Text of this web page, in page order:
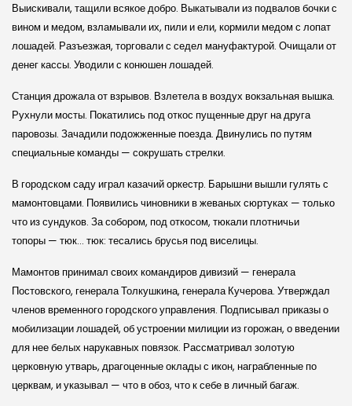
Выискивали, тащили всякое добро. Выкатывали из подвалов бочки с
вином и медом, взламывали их, пили и ели, кормили медом с лопат
лошадей. Разъезжая, торговали с седел мануфактурой. Очищали от
денег кассы. Уводили с конюшен лошадей.
Станция дрожала от взрывов. Взлетела в воздух вокзальная вышка.
Рухнули мосты. Покатились под откос пущенные друг на друга
паровозы. Зачадили подожженные поезда. Двинулись по путям
специальные команды — сокрушать стрелки.
В городском саду играл казачий оркестр. Барышни вышли гулять с
мамонтовцами. Появились чиновники в жеваных сюртуках — только
что из сундуков. За собором, под откосом, тюкали плотничьи
топоры — тюк… тюк: тесались брусья под виселицы.
Мамонтов принимал своих командиров дивизий — генерала
Постовского, генерала Толкушкина, генерала Кучерова. Утверждал
членов временного городского управления. Подписывал приказы о
мобилизации лошадей, об устроении милиции из горожан, о введении
для нее белых нарукавных повязок. Рассматривал золотую
церковную утварь, драгоценные оклады с икон, награбленные по
церквам, и указывал — что в обоз, что к себе в личный багаж.